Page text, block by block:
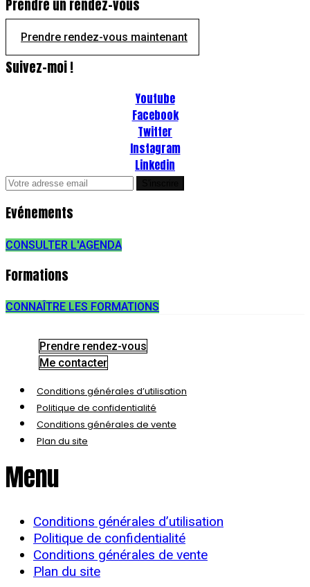
Prendre un rendez-vous
Prendre rendez-vous maintenant
Suivez-moi !
Youtube
Facebook
Twitter
Instagram
Linkedin
Evénements
CONSULTER L'AGENDA
Formations
CONNAÎTRE LES FORMATIONS
Prendre rendez-vous
Me contacter
Conditions générales d’utilisation
Politique de confidentialité
Conditions générales de vente
Plan du site
Menu
Conditions générales d’utilisation
Politique de confidentialité
Conditions générales de vente
Plan du site